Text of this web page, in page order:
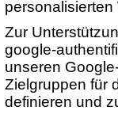
Zur
google-
unseren
Zielgruppen für
definieren und